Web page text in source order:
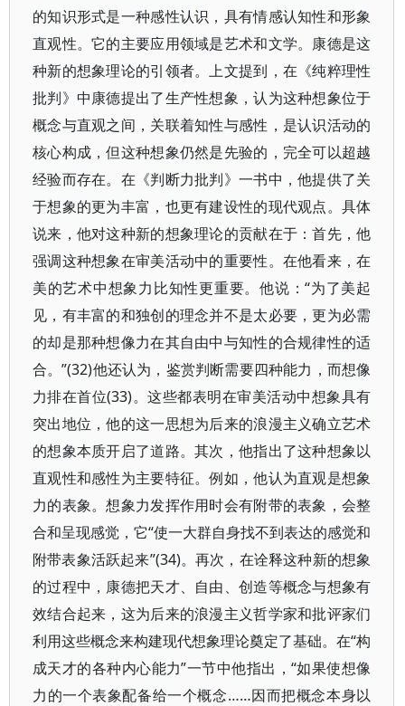
的知识形式是一种感性认识，具有情感认知性和形象
直观性。它的主要应用领域是艺术和文学。康德是这
种新的想象理论的引领者。上文提到，在《纯粹理性
批判》中康德提出了生产性想象，认为这种想象位于
概念与直观之间，关联着知性与感性，是认识活动的
核心构成，但这种想象仍然是先验的，完全可以超越
经验而存在。在《判断力批判》一书中，他提供了关
于想象的更为丰富，也更有建设性的现代观点。具体
说来，他对这种新的想象理论的贡献在于：首先，他
强调这种想象在审美活动中的重要性。在他看来，在
美的艺术中想象力比知性更重要。他说：“为了美起
见，有丰富的和独创的理念并不是太必要，更为必需
的却是那种想像力在其自由中与知性的合规律性的适
合。”(32)他还认为，鉴赏判断需要四种能力，而想像
力排在首位(33)。这些都表明在审美活动中想象具有
突出地位，他的这一思想为后来的浪漫主义确立艺术
的想象本质开启了道路。其次，他指出了这种想象以
直观性和感性为主要特征。例如，他认为直观是想象
力的表象。想象力发挥作用时会有附带的表象，会整
合和呈现感觉，它“使一大群自身找不到表达的感觉和
附带表象活跃起来”(34)。再次，在诠释这种新的想象
的过程中，康德把天才、自由、创造等概念与想象有
效结合起来，这为后来的浪漫主义哲学家和批评家们
利用这些概念来构建现代想象理论奠定了基础。在“构
成天才的各种内心能力”一节中他指出，“如果使想像
力的一个表象配备给一个概念……因而把概念本身以